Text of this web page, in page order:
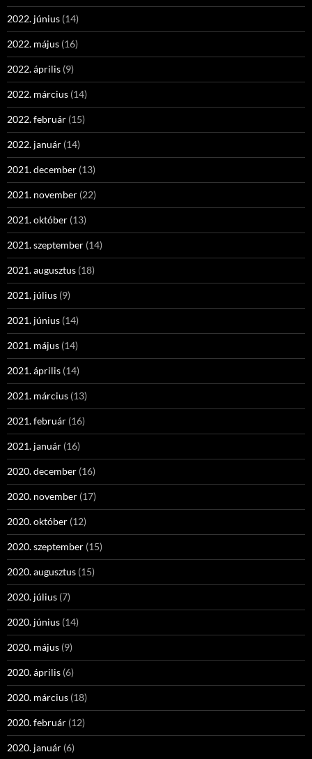
2022. június (14)
2022. május (16)
2022. április (9)
2022. március (14)
2022. február (15)
2022. január (14)
2021. december (13)
2021. november (22)
2021. október (13)
2021. szeptember (14)
2021. augusztus (18)
2021. július (9)
2021. június (14)
2021. május (14)
2021. április (14)
2021. március (13)
2021. február (16)
2021. január (16)
2020. december (16)
2020. november (17)
2020. október (12)
2020. szeptember (15)
2020. augusztus (15)
2020. július (7)
2020. június (14)
2020. május (9)
2020. április (6)
2020. március (18)
2020. február (12)
2020. január (6)